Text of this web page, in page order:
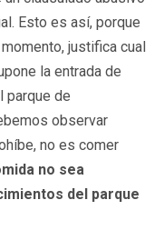
Esto es así, porque
justifica cual
la entrada de
parque de
observar
no es comer
no sea
del parque